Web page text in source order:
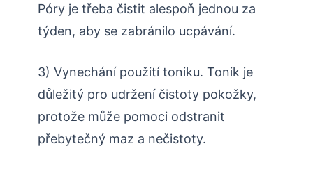
Póry je třeba čistit alespoň jednou za
týden, aby se zabránilo ucpávání.
3) Vynechání použití toniku. Tonik je
důležitý pro udržení čistoty pokožky,
protože může pomoci odstranit
přebytečný maz a nečistoty.